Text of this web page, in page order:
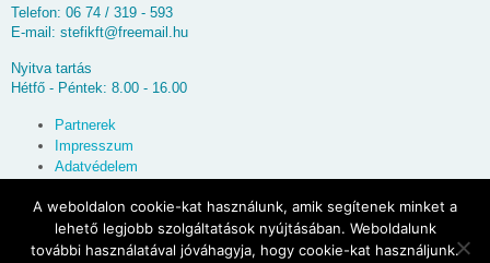
Telefon: 06 74 / 319 - 593
E-mail: stefikft@freemail.hu
Nyitva tartás
Hétfő - Péntek: 8.00 - 16.00
Partnerek
Impresszum
Adatvédelem
© 2026Stefi Munkaruházati Bolt
A weboldalon cookie-kat használunk, amik segítenek minket a
lehető legjobb szolgáltatások nyújtásában. Weboldalunk
további használatával jóváhagyja, hogy cookie-kat használjunk.